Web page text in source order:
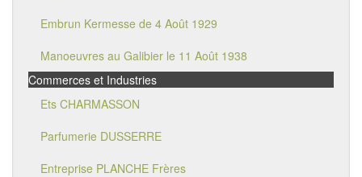
Embrun Kermesse de 4 Août 1929
Manoeuvres au Galibier le 11 Août 1938
Commerces et Industries
Ets CHARMASSON
Parfumerie DUSSERRE
Entreprise PLANCHE Frères